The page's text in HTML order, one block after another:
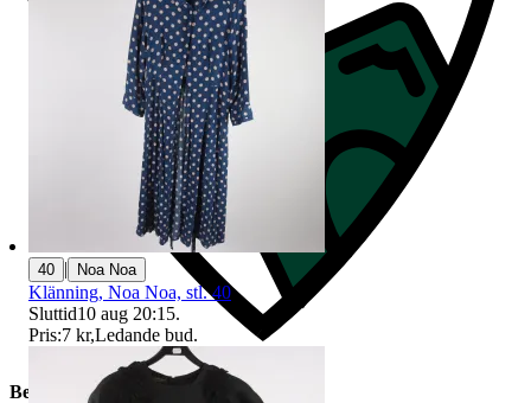
Beskrivning
40 | Noa Noa
Klänning, Noa Noa, stl. 40
Sluttid10 aug 20:15.
Pris:7 kr,Ledande bud.